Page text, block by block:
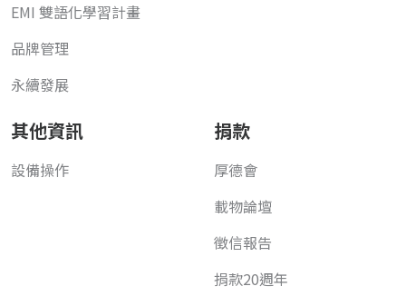
EMI 雙語化學習計畫
品牌管理
永續發展
其他資訊
設備操作
捐款
厚德會
載物論壇
徵信報告
捐款20週年